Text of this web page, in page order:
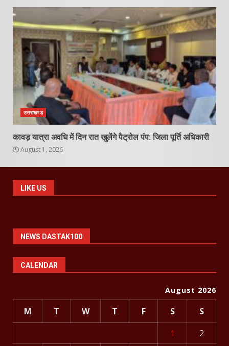
उत्तराखण्ड
कावड़ यात्रा अवधि में दिन रात खुलेंगे पैट्रोल पंप: जिला पूर्ति अधिकारी
August 1, 2026
LIKE US
NEWS DASTAK100
CALENDAR
August 2026
M T W T F S
S
1
2